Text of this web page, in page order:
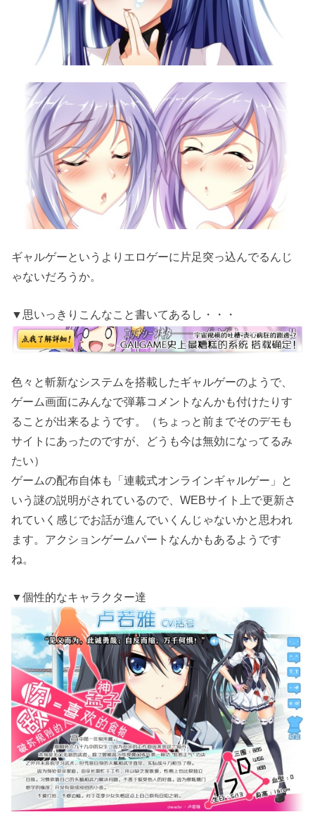
ギャルゲーというよりエロゲーに片足突っ込んでるんじ
ゃないだろうか。
▼思いっきりこんなこと書いてあるし・・・
色々と斬新なシステムを搭載したギャルゲーのようで、
ゲーム画面にみんなで弾幕コメントなんかも付けたりす
ることが出来るようです。（ちょっと前までそのデモも
サイトにあったのですが、どうも今は無効になってるみ
たい）
ゲームの配布自体も「連載式オンラインギャルゲー」と
いう謎の説明がされているので、WEBサイト上で更新さ
れていく感じでお話が進んでいくんじゃないかと思われ
ます。アクションゲームパートなんかもあるようです
ね。
▼個性的なキャラクター達